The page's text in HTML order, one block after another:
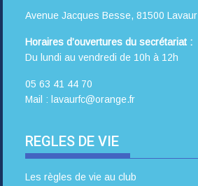
Avenue Jacques Besse, 81500 Lavaur
Horaires d’ouvertures du secrétariat :
Du lundi au vendredi de 10h à 12h
05 63 41 44 70
Mail : lavaurfc@orange.fr
REGLES DE VIE
Les règles de vie au club